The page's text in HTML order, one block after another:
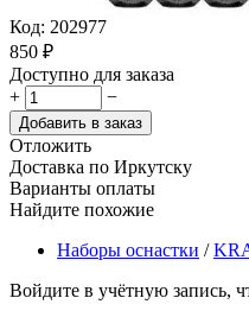
Код: 202977
‍850‍ ₽
Доступно для заказа
+
−
Добавить в заказ
Отложить
Доставка по Иркутску
Варианты оплаты
Найдите похожие
Наборы оснастки /
Войдите в учётную запись,